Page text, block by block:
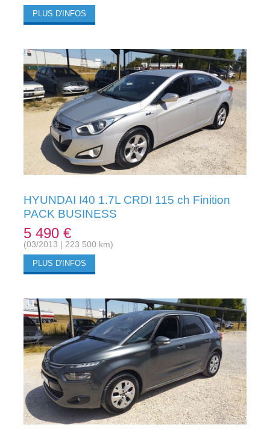
PLUS D'INFOS
HYUNDAI I40 1.7L CRDI 115 ch Finition
PACK BUSINESS
5 490 €
(03/2013 | 223 500 km)
PLUS D'INFOS